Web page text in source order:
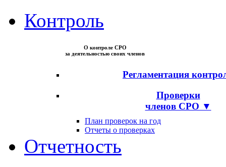
Контроль
О контроле СРО
за деятельностью своих членов
Регламентация
Проверки
членов СРО ▼
План проверок на год
Отчеты о проверках
Отчетность